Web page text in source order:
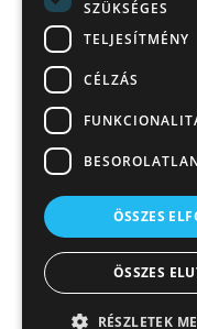
SZÜKSÉGES
TELJESÍTMÉNY
CÉLZÁS
ÖSSZES
ÖSSZES
RÉSZLETEK